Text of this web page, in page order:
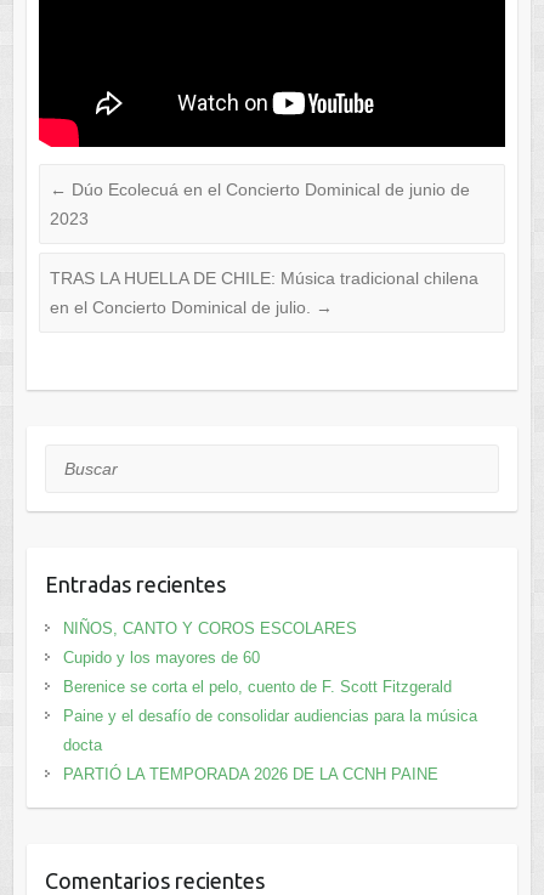
← Dúo Ecolecuá en el Concierto Dominical de junio de
2023
TRAS LA HUELLA DE CHILE: Música tradicional chilena
en el Concierto Dominical de julio.
→
Buscar
Entradas recientes
NIÑOS, CANTO Y COROS ESCOLARES
Cupido y los mayores de 60
Berenice se corta el pelo, cuento de F. Scott Fitzgerald
Paine y el desafío de consolidar audiencias para la música
docta
PARTIÓ LA TEMPORADA 2026 DE LA CCNH PAINE
Comentarios recientes